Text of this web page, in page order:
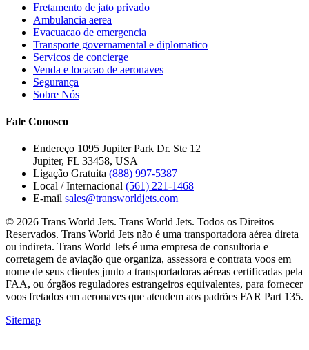
Fretamento de jato privado
Ambulancia aerea
Evacuacao de emergencia
Transporte governamental e diplomatico
Servicos de concierge
Venda e locacao de aeronaves
Segurança
Sobre Nós
Fale Conosco
Endereço 1095 Jupiter Park Dr. Ste 12
Jupiter, FL 33458, USA
Ligação Gratuita (888) 997-5387
Local / Internacional (561) 221-1468
E-mail sales@transworldjets.com
© 2026 Trans World Jets. Trans World Jets. Todos os Direitos
Reservados. Trans World Jets não é uma transportadora aérea direta
ou indireta. Trans World Jets é uma empresa de consultoria e
corretagem de aviação que organiza, assessora e contrata voos em
nome de seus clientes junto a transportadoras aéreas certificadas pela
FAA, ou órgãos reguladores estrangeiros equivalentes, para fornecer
voos fretados em aeronaves que atendem aos padrões FAR Part 135.
Sitemap